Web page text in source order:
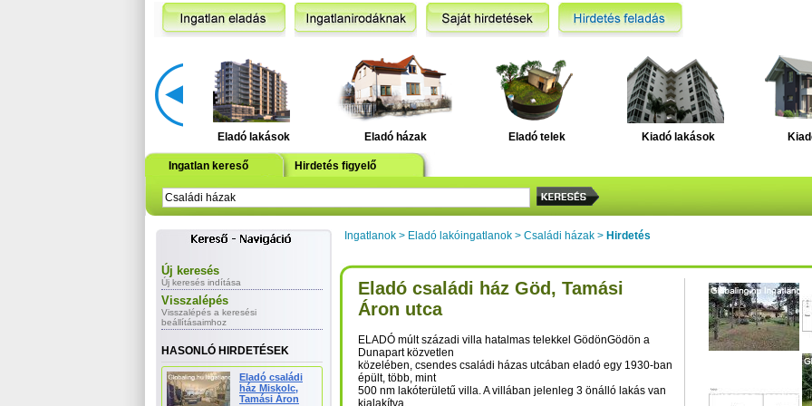
Eladó lakások Eladó házak Eladó telek Kiadó lakások
Ingatlan kereső Hirdetés figyelő
Új keresés
Új keresés indítása
Visszalépés
Visszalépés a keresési
beállításaimhoz
HASONLÓ HIRDETÉSEK
Eladó családi
ház Miskolc,
Tamási Áron
Ingatlanok > Eladó lakóingatlanok > Családi házak > Hirdetés
Eladó családi ház Göd, Tamási
Áron utca
ELADÓ múlt századi villa hatalmas telekkel GödönGödön a
Dunapart közvetlen
közelében, csendes családi házas utcában eladó egy 1930-ban
épült, több, mint
500 nm lakóterületű villa. A villában jelenleg 3 önálló lakás van
kialakítva,